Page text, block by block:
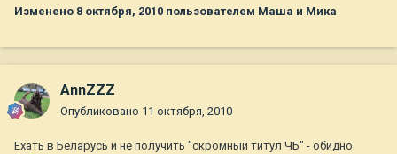
Изменено 8 октября, 2010 пользователем Маша и Мика
AnnZZZ
Опубликовано 11 октября, 2010
Ехать в Беларусь и не получить "скромный титул ЧБ" - обидно